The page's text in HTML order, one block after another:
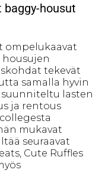
housut
ompelukaavat
housujen
tekevät
samalla hyvin
lasten
ja rentous
mukavat
seuraavat
Cute Ruffles